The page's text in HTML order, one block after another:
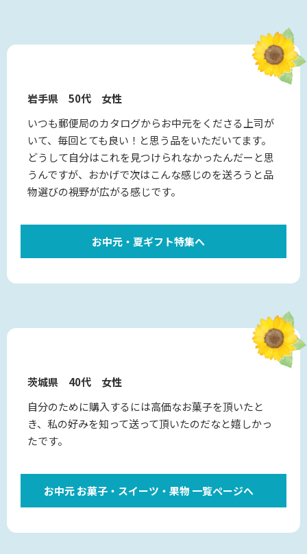
岩手県 50代 女性
いつも郵便局のカタログからお中元をくださる上司が
いて、毎回とても良い！と思う品をいただいてます。
どうして自分はこれを見つけられなかったんだーと思
うんですが、おかげで次はこんな感じのを送ろうと品
物選びの視野が広がる感じです。
お中元・夏ギフト特集へ
茨城県 40代 女性
自分のために購入するには高価なお菓子を頂いたと
き、私の好みを知って送って頂いたのだなと嬉しかっ
たです。
お中元 お菓子・スイーツ・果物 一覧ページへ